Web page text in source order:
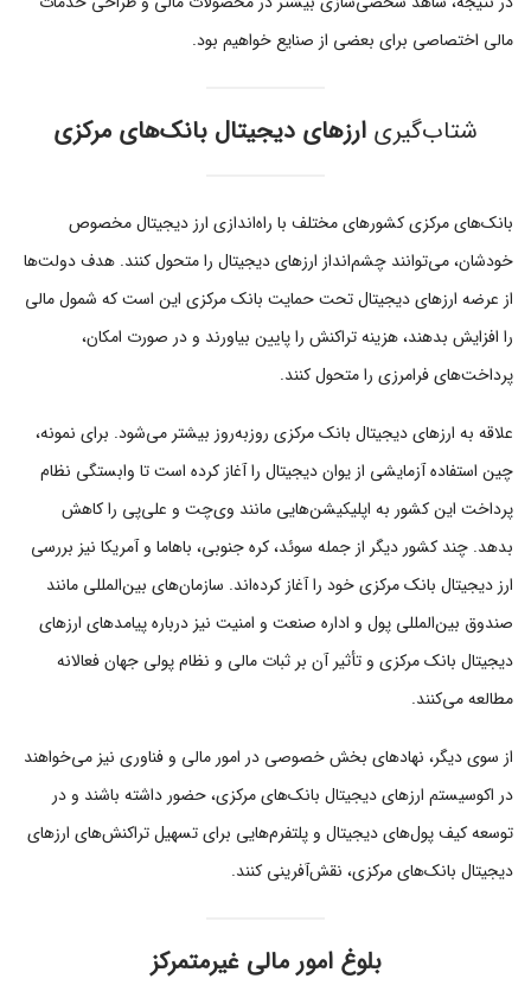
مالی اختصاصی برای بعضی از صنایع خواهیم بود.
شتاب‌گیری ارزهای دیجیتال بانک‌های مرکزی
بانک‌های مرکزی کشورهای مختلف با راه‌اندازی ارز دیجیتال مخصوص
خودشان، می‌توانند چشم‌انداز ارزهای دیجیتال را متحول کنند. هدف دولت‌ها
از عرضه ارزهای دیجیتال تحت حمایت بانک مرکزی این است که شمول مالی
را افزایش بدهند، هزینه تراکنش را پایین بیاورند و در صورت امکان،
پرداخت‌های فرامرزی را متحول کنند.
علاقه به ارزهای دیجیتال بانک مرکزی روزبه‌روز بیشتر می‌شود. برای نمونه،
چین استفاده آزمایشی از یوان دیجیتال را آغاز کرده است تا وابستگی نظام
پرداخت این کشور به اپلیکیشن‌هایی مانند وی‌چت و علی‌پی را کاهش
بدهد. چند کشور دیگر از جمله سوئد، کره جنوبی، باهاما و آمریکا نیز بررسی
ارز دیجیتال بانک مرکزی خود را آغاز کرده‌اند. سازمان‌های بین‌المللی مانند
صندوق بین‌المللی پول و اداره صنعت و امنیت نیز درباره پیامدهای ارزهای
دیجیتال بانک مرکزی و تأثیر آن بر ثبات مالی و نظام پولی جهان فعالانه
مطالعه می‌کنند.
از سوی دیگر، نهادهای بخش خصوصی در امور مالی و فناوری نیز می‌خواهند
در اکوسیستم ارزهای دیجیتال بانک‌های مرکزی، حضور داشته باشند و در
توسعه کیف پول‌های دیجیتال و پلتفرم‌هایی برای تسهیل تراکنش‌های ارزهای
دیجیتال بانک‌های مرکزی، نقش‌آفرینی کنند.
بلوغ امور مالی غیرمتمرکز